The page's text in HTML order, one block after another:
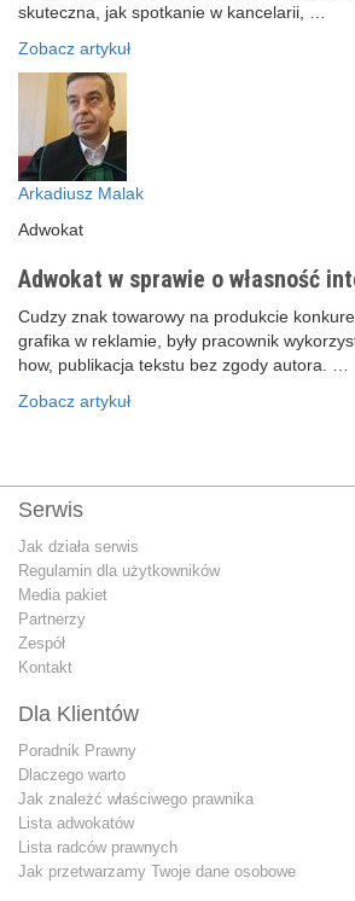
skuteczna, jak spotkanie w kancelarii, …
Zobacz artykuł
Arkadiusz Malak
Adwokat
Adwokat w sprawie o własność
Cudzy znak towarowy na produkcie
grafika w reklamie, były pracownik
how, publikacja tekstu bez zgody autora. …
Zobacz artykuł
Serwis
Jak działa serwis
Regulamin dla użytkowników
Media pakiet
Partnerzy
Zespół
Kontakt
Dla Klientów
Poradnik Prawny
Dlaczego warto
Jak znależć właściwego prawnika
Lista adwokatów
Lista radców prawnych
Jak przetwarzamy Twoje dane osobowe